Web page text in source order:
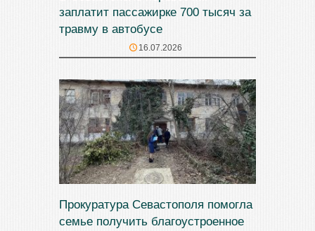
заплатит пассажирке 700 тысяч за
травму в автобусе
16.07.2026
Прокуратура Севастополя помогла
семье получить благоустроенное